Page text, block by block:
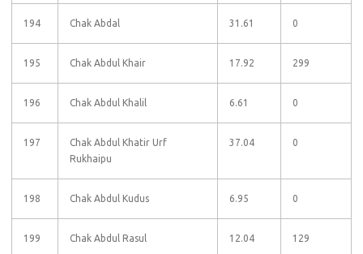
194 Chak Abdal 31.61 0
195 Chak Abdul Khair 17.92 299
196 Chak Abdul Khalil 6.61 0
197
Chak Abdul Khatir Urf
Rukhaipu
37.04 0
198 Chak Abdul Kudus 6.95 0
199 Chak Abdul Rasul 12.04 129